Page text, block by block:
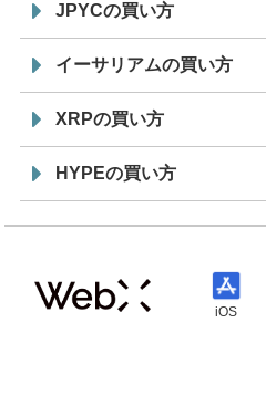
JPYCの買い方
イーサリアムの買い方
XRPの買い方
HYPEの買い方
iOS